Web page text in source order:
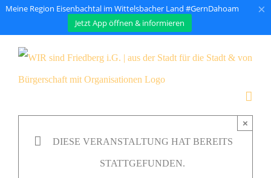
Meine Region Eisenbachtal im Wittelsbacher Land #GernDahoam
Jetzt App öffnen & informieren
×
DIESE VERANSTALTUNG HAT BEREITS
STATTGEFUNDEN.
×